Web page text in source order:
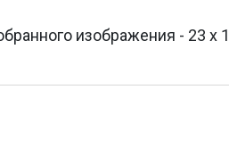
изображения - 23 x